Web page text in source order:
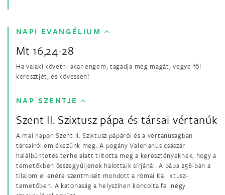
NAPI EVANGÉLIUM
Mt 16,24-28
Ha valaki követni akar engem, tagadja meg magát, vegye föl
keresztjét, és kövessen!
NAP SZENTJE
Szent II. Szixtusz pápa és társai vértanúk
A mai napon Szent II. Szixtusz pápáról és a vértanúságban
társairól emlékezünk meg. A pogány Valerianus császár
halálbüntetés terhe alatt tiltotta meg a keresztényeknek, hogy a
temetőkben összegyűljenek halottaik sírjánál. A pápa 258-ban a
tilalom ellenére szentmisét mondott a római Kallixtusz-
temetőben. A katonaság a helyszínen koncolta fel négy